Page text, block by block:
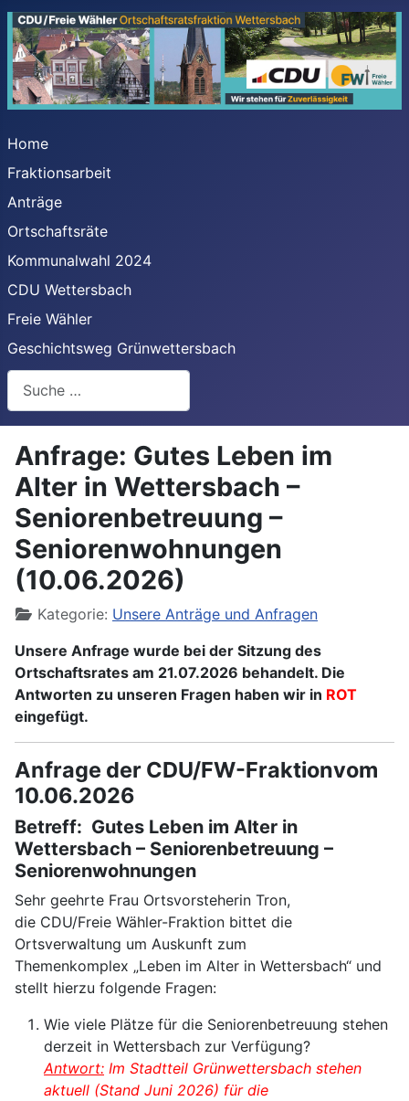
Home
Fraktionsarbeit
Anträge
Ortschaftsräte
Kommunalwahl 2024
CDU Wettersbach
Freie Wähler
Geschichtsweg Grünwettersbach
Suchen
Anfrage: Gutes Leben im
Alter in Wettersbach –
Seniorenbetreuung –
Seniorenwohnungen
(10.06.2026)
DetailsKategorie: Unsere Anträge und Anfragen
Unsere Anfrage wurde bei der Sitzung des
Ortschaftsrates am 21.07.2026 behandelt. Die
Antworten zu unseren Fragen haben wir in ROT
eingefügt.
Anfrage der CDU/FW-Fraktionvom
10.06.2026
Betreff: Gutes Leben im Alter in
Wettersbach – Seniorenbetreuung –
Seniorenwohnungen
Sehr geehrte Frau Ortsvorsteherin Tron,
die CDU/Freie Wähler-Fraktion bittet die
Ortsverwaltung um Auskunft zum
Themenkomplex „Leben im Alter in Wettersbach“ und
stellt hierzu folgende Fragen:
Wie viele Plätze für die Seniorenbetreuung stehen
derzeit in Wettersbach zur Verfügung?
Antwort: Im Stadtteil Grünwettersbach stehen
aktuell (Stand Juni 2026) für die